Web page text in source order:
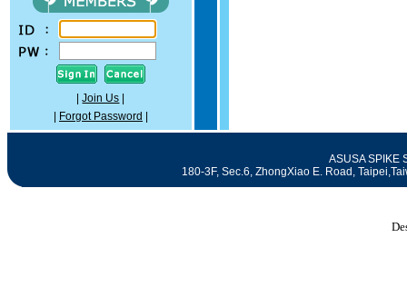
|Join Us
Forgot Password
ASUSA SPIKE
180-3F, Sec.6, ZhongXiao E. Road,